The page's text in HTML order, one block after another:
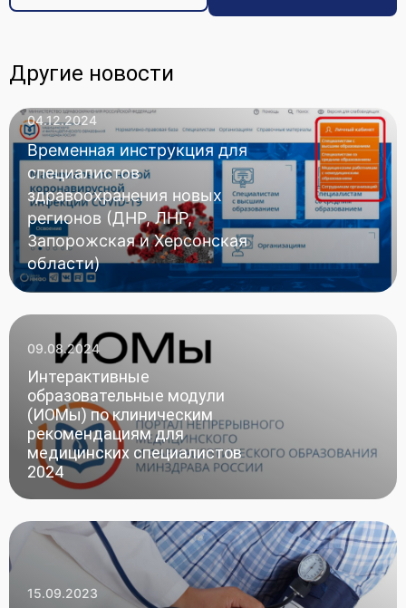
Другие новости
04.12.2024
Временная инструкция для
специалистов
здравоохранения новых
регионов (ДНР, ЛНР,
Запорожская и Херсонская
области)
09.08.2024
Интерактивные
образовательные модули
(ИОМы) по клиническим
рекомендациям для
медицинских специалистов
2024
15.09.2023